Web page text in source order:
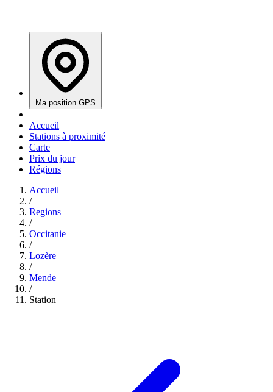
Ma position GPS
Accueil
Stations à proximité
Carte
Prix du jour
Régions
Accueil
/
Regions
/
Occitanie
/
Lozère
/
Mende
/
Station